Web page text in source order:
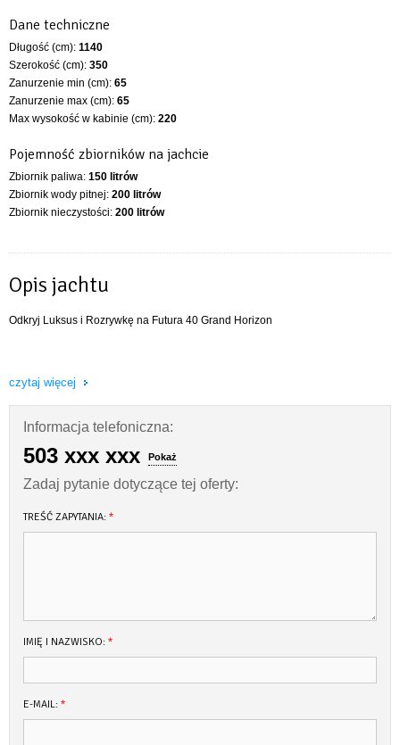
Dane techniczne
Długość (cm): 1140
Szerokość (cm): 350
Zanurzenie min (cm): 65
Zanurzenie max (cm): 65
Max wysokość w kabinie (cm): 220
Pojemność zbiorników na jachcie
Zbiornik paliwa: 150 litrów
Zbiornik wody pitnej: 200 litrów
Zbiornik nieczystości: 200 litrów
Opis jachtu
Odkryj Luksus i Rozrywkę na Futura 40 Grand Horizon
wodzie. Z trzema przestronnymi pokładami, w tym ekskluzywnym Flybridge, ten
profesjonalny sprzęt grający i oświetlenie na trapie, Futura 40 zapewnia
doskonałe warunki do zabawy do białego rana.
Komfortowe Warunki Mieszkalne
czytaj więcej
Informacja telefoniczna:
503 xxx xxx Pokaż
Zadaj pytanie dotyczące tej oferty:
TREŚĆ ZAPYTANIA: *
IMIĘ I NAZWISKO: *
E-MAIL: *